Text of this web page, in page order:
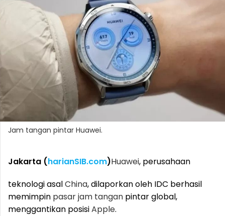
Jam tangan pintar Huawei.
Jakarta (harianSIB.com)Huawei, perusahaan
teknologi asalChina, dilaporkan oleh IDC berhasil
memimpin pasarjam tangan pintar global,
menggantikan posisiApple.